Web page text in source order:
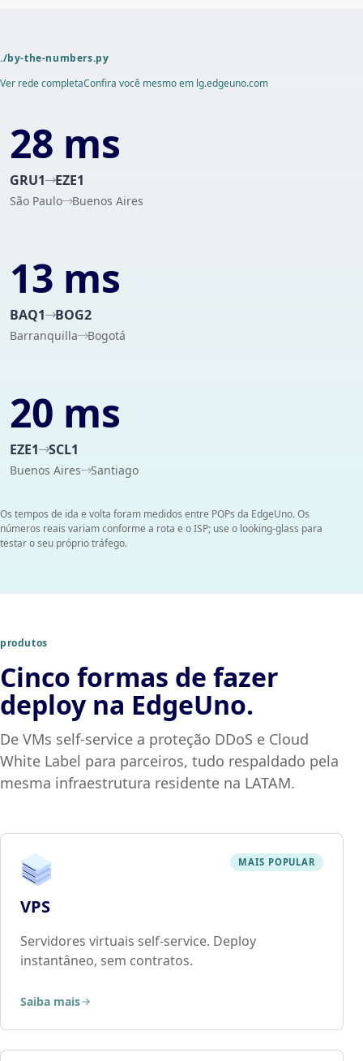
./by-the-numbers.py
Ver rede completaConfira você mesmo em lg.edgeuno.com
28 ms
GRU1 EZE1
São Paulo Buenos Aires
13 ms
BAQ1 BOG2
Barranquilla Bogotá
20 ms
EZE1 SCL1
Buenos Aires Santiago
Os tempos de ida e volta foram medidos entre POPs da EdgeUno. Os
números reais variam conforme a rota e o ISP; use o looking-glass para
testar o seu próprio tráfego.
produtos
Cinco formas de fazer
deploy na EdgeUno.
De VMs self-service a proteção DDoS e Cloud
White Label para parceiros, tudo respaldado pela
mesma infraestrutura residente na LATAM.
VPS
MAIS POPULAR
Servidores virtuais self-service. Deploy
instantâneo, sem contratos.
Saiba mais